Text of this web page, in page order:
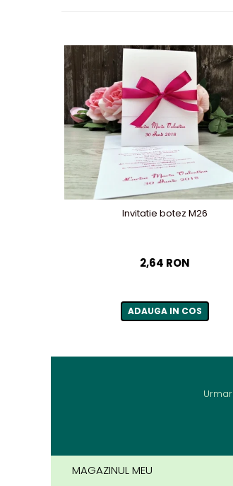
Invitatie botez M26
2,64 RON
ADAUGA IN COS
MAGAZINUL MEU